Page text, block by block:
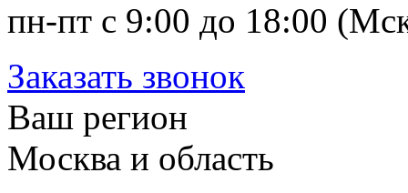
пн-пт с 9:00 до 18:00
Заказать звонок
Ваш регион
Москва и область